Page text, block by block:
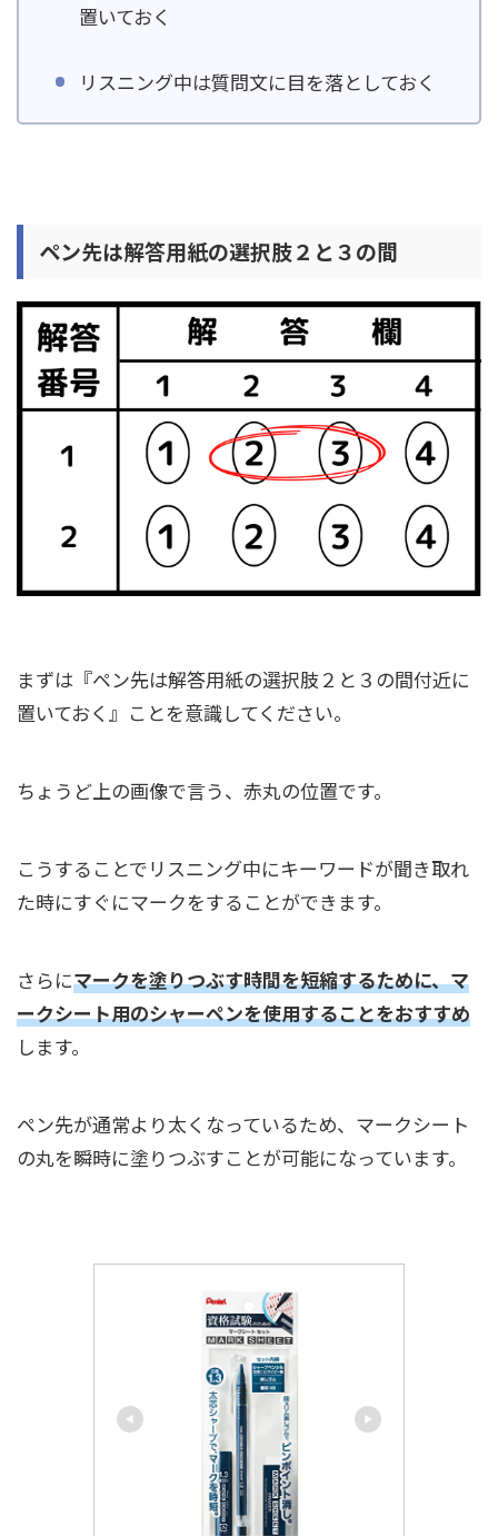
置いておく
リスニング中は質問文に目を落としておく
ペン先は解答用紙の選択肢２と３の間
まずは『ペン先は解答用紙の選択肢２と３の間付近に
置いておく』ことを意識してください。
ちょうど上の画像で言う、赤丸の位置です。
こうすることでリスニング中にキーワードが聞き取れ
た時にすぐにマークをすることができます。
さらにマークを塗りつぶす時間を短縮するために、マ
ークシート用のシャーペンを使用することをおすすめ
します。
ペン先が通常より太くなっているため、マークシート
の丸を瞬時に塗りつぶすことが可能になっています。